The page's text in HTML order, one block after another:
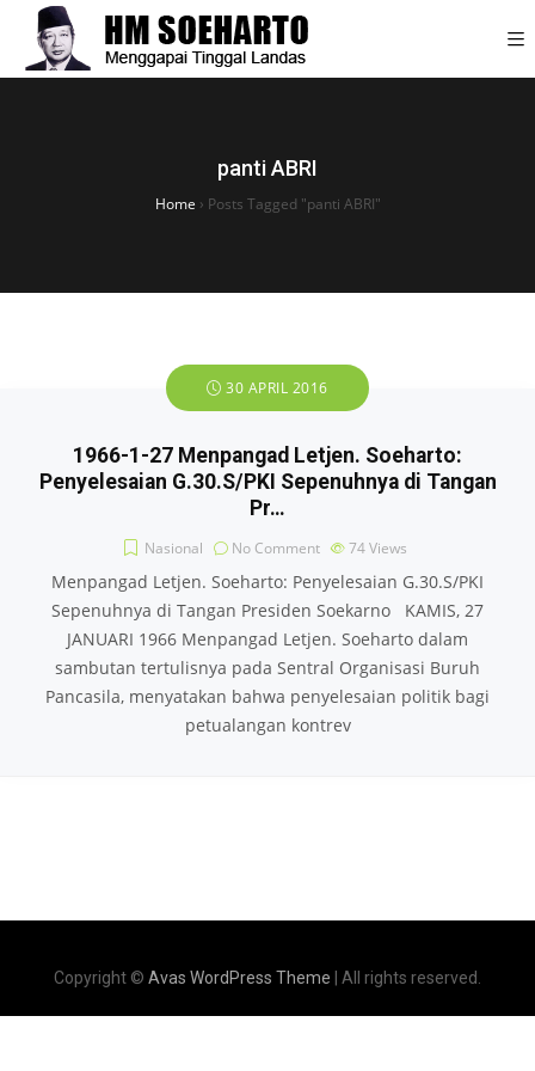
panti ABRI
Home › Posts Tagged "panti ABRI"
30 APRIL 2016
1966-1-27 Menpangad Letjen. Soeharto:
Penyelesaian G.30.S/PKI Sepenuhnya di Tangan
Pr…
Nasional No Comment 74Views
Menpangad Letjen. Soeharto: Penyelesaian G.30.S/PKI
Sepenuhnya di Tangan Presiden Soekarno KAMIS, 27
JANUARI 1966 Menpangad Letjen. Soeharto dalam
sambutan tertulisnya pada Sentral Organisasi Buruh
Pancasila, menyatakan bahwa penyelesaian politik bagi
petualangan kontrev
Copyright © Avas WordPress Theme | All rights reserved.